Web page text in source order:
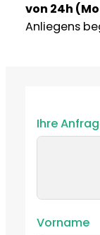
von 24h
Anliegens
Ihre
Vorname